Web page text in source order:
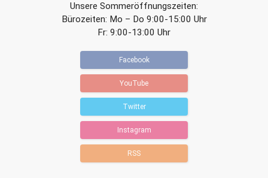
Unsere Sommeröffnungszeiten:
Bürozeiten: Mo – Do 9:00-15:00 Uhr
Fr: 9:00-13:00 Uhr
Facebook
YouTube
Twitter
Instagram
RSS